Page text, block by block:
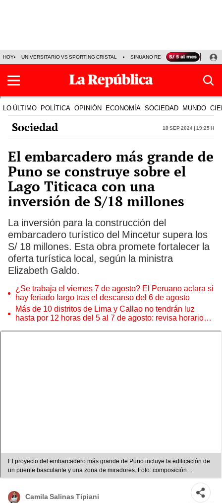
HOY UNIVERSITARIO VS SPORTING CRISTAL SINUANO RESULTADOS HOY
LO ÚLTIMO POLÍTICA OPINIÓN ECONOMÍA SOCIEDAD MUNDO
Sociedad 18 Sep 2024 | 19:25 h
El embarcadero más grande de
Puno se construye sobre el
Lago Titicaca con una
inversión de S/18 millones
La inversión para la construcción del
embarcadero turístico del Mincetur supera los
S/ 18 millones. Esta obra promete fortalecer la
oferta turística local, según la ministra
Elizabeth Galdo.
¿Se trabaja el viernes 7 de agosto? El Peruano aclara si
hay feriado largo tras el descanso del 6 de agosto
Más de 10 distritos de Lima y Callao no tendrán luz
hasta por 12 horas del 5 al 7 de agosto: revisa horarios y
El proyecto del embarcadero más grande de Puno incluye la edificación de
un puente basculante y una zona de miradores. Foto: composición
LR/difusión
Camila Salinas Tipiani